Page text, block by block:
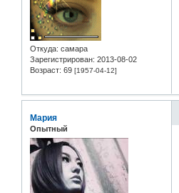
Откуда: самара
Зарегистрирован: 2013-08-02
Возраст: 69 [1957-04-12]
Мария
Опытный